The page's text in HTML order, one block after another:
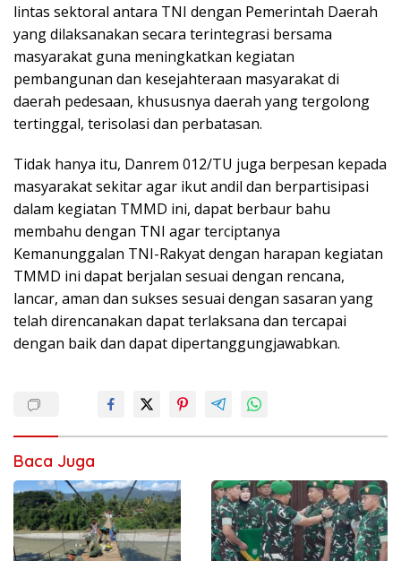
lintas sektoral antara TNI dengan Pemerintah Daerah
yang dilaksanakan secara terintegrasi bersama
masyarakat guna meningkatkan kegiatan
pembangunan dan kesejahteraan masyarakat di
daerah pedesaan, khususnya daerah yang tergolong
tertinggal, terisolasi dan perbatasan.
Tidak hanya itu, Danrem 012/TU juga berpesan kepada
masyarakat sekitar agar ikut andil dan berpartisipasi
dalam kegiatan TMMD ini, dapat berbaur bahu
membahu dengan TNI agar terciptanya
Kemanunggalan TNI-Rakyat dengan harapan kegiatan
TMMD ini dapat berjalan sesuai dengan rencana,
lancar, aman dan sukses sesuai dengan sasaran yang
telah direncanakan dapat terlaksana dan tercapai
dengan baik dan dapat dipertanggungjawabkan.
Baca Juga